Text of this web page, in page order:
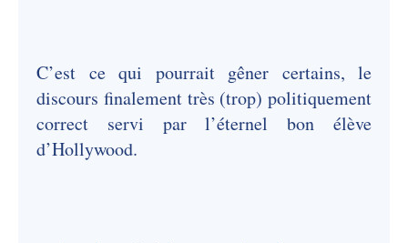
C’est ce qui pourrait gêner certains, le
discours finalement très (trop) politiquement
correct servi par l’éternel bon élève
d’Hollywood.